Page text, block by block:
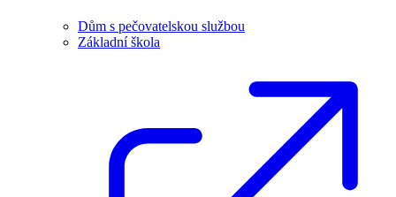
Dům s pečovatelskou službou
Základní škola